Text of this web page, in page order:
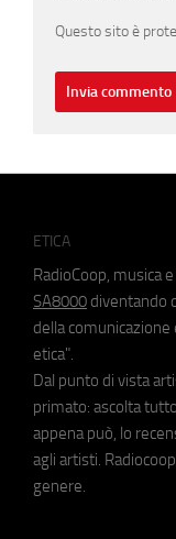
Questo sito è
ETICA
RadioCoop, musica
SA8000 diventando
della
etica".
Dal punto di vista
primato: ascolta
appena può, lo
agli artisti.
genere.